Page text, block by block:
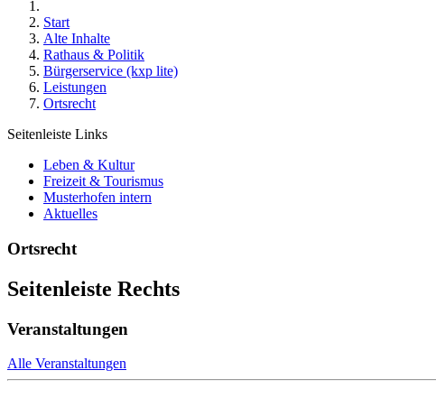
Start
Alte Inhalte
Rathaus & Politik
Bürgerservice (kxp lite)
Leistungen
Ortsrecht
Seitenleiste Links
Leben & Kultur
Freizeit & Tourismus
Musterhofen intern
Aktuelles
Ortsrecht
Seitenleiste Rechts
Veranstaltungen
Alle Veranstaltungen